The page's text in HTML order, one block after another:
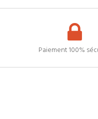
Paiement 100%